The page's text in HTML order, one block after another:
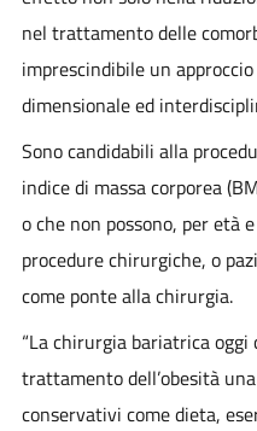
nel trattamento delle
imprescindibile un
dimensionale ed
Sono candidabili alla
indice di massa corporea
o che non possono, per età
procedure chirurgiche, o
come ponte alla chirurgia.
“La chirurgia bariatrica
trattamento dell’obesità
conservativi come dieta,